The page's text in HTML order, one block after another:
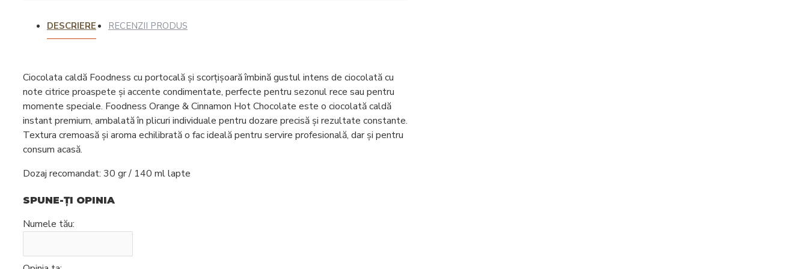
DESCRIERE RECENZII PRODUS
Ciocolata caldă Foodness cu portocală și scorțișoarăîmbină gustul intens de ciocolată cu
note citrice proaspete și accente condimentate, perfecte pentru sezonul rece sau pentru
momente speciale. Foodness Orange & Cinnamon Hot Chocolate este o ciocolată caldă
instant premium, ambalată în plicuri individuale pentru dozare precisă și rezultate constante.
Textura cremoasă și aroma echilibrată o fac ideală pentru servire profesională, dar și pentru
consum acasă.
Dozaj recomandat: 30 gr / 140 ml lapte
SPUNE-ŢI OPINIA
Numele tău: